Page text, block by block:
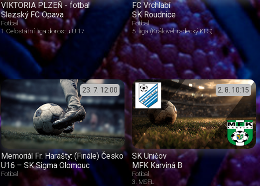
VIKTORIA PLZEŇ - fotbal
Slezský FC Opava
Fotbal
1.Celostátní liga dorostu U 17
FC Vrchlabí
SK Roudnice
Fotbal
5. liga (Královéhradecký KFS)
23. 7. 12:00
Memoriál Fr. Harašty: (Finále) Česko
U16 – SK Sigma Olomouc
Fotbal
2. 8. 10:15
SK Uničov
MFK Karviná B
Fotbal
3. MSFL